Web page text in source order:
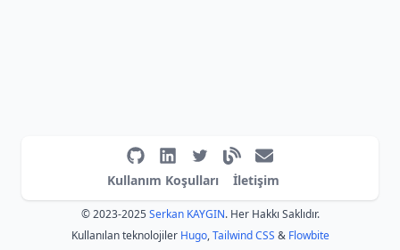
Kullanım Koşulları İletişim
© 2023-2025Serkan KAYGIN. Her Hakkı Saklıdır.
Kullanılan teknolojiler Hugo,Tailwind CSS & Flowbite